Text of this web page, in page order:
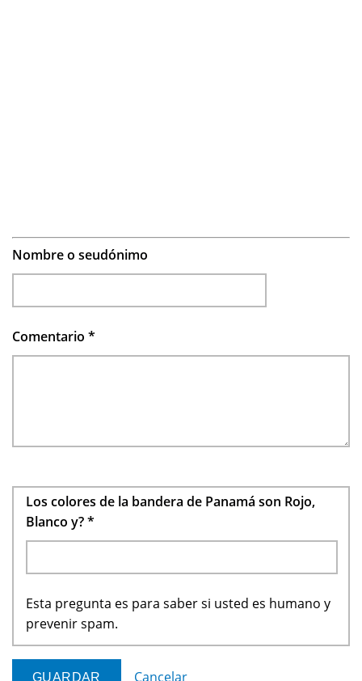
Nombre o seudónimo
Comentario *
Los colores de la bandera de Panamá son Rojo,
Blanco y?*
Esta pregunta es para saber si usted es humano y
prevenir spam.
Cancelar